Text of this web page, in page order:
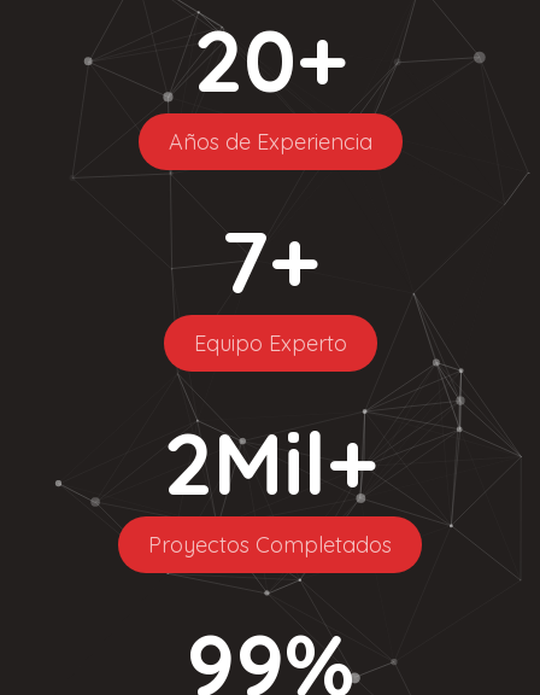
20+
Años de Experiencia
7+
Equipo Experto
2Mil+
Proyectos Completados
99%